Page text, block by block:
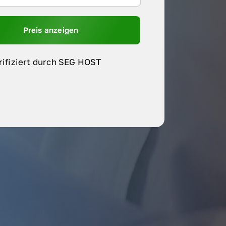
Preis anzeigen
durch SEG HOST